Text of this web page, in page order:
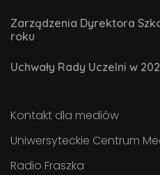
Zarządzenia Dyrektora
roku
Uchwały Rady Uczelni w
Kontakt dla mediów
Uniwersyteckie Centrum
Radio Fraszka